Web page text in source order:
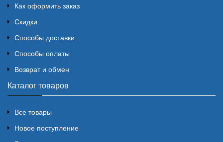
Как оформить заказ
Скидки
Способы доставки
Способы оплаты
Возврат и обмен
Каталог товаров
Все товары
Новое поступление